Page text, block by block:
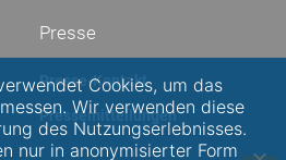
Presse
Presse-Kontakt
Pressemitteilungen
Cookies, um das
Wir verwenden diese
des Nutzungserlebnisses.
nur in anonymisierter Form